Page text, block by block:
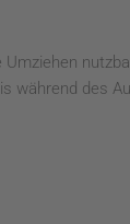
während des